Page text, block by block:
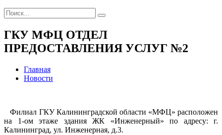
ГКУ МФЦ ОТДЕЛ
ПРЕДОСТАВЛЕНИЯ УСЛУГ №2
Главная
Новости
Филиал ГКУ Калининградской области «МФЦ» расположен
на 1-ом этаже здания ЖК «Инженерный» по адресу: г.
Калининград, ул. Инженерная, д.3.